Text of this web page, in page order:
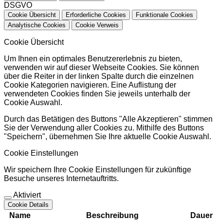
DSGVO
Cookie Übersicht Erforderliche Cookies
Funktionale Cookies
Analytische Cookies
Cookie Verweis
Cookie Übersicht
Um Ihnen ein optimales Benutzererlebnis zu bieten,
verwenden wir auf dieser Webseite Cookies. Sie können
über die Reiter in der linken Spalte durch die einzelnen
Cookie Kategorien navigieren. Eine Auflistung der
verwendeten Cookies finden Sie jeweils unterhalb der
Cookie Auswahl.
Durch das Betätigen des Buttons "Alle Akzeptieren" stimmen
Sie der Verwendung aller Cookies zu. Mithilfe des Buttons
"Speichern", übernehmen Sie Ihre aktuelle Cookie Auswahl.
Cookie Einstellungen
Wir speichern Ihre Cookie Einstellungen für zukünftige
Besuche unseres Internetauftritts.
Aktiviert
Cookie Details
Name Beschreibung
Dauer